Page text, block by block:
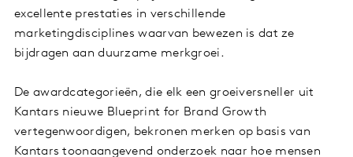
excellente prestaties in verschillende
marketingdisciplines waarvan bewezen is dat ze
bijdragen aan duurzame merkgroei.
De awardcategorieën, die elk een groeiversneller uit
Kantars nieuwe Blueprint for Brand Growth
vertegenwoordigen, bekronen merken op basis van
Kantars toonaangevend onderzoek naar hoe mensen